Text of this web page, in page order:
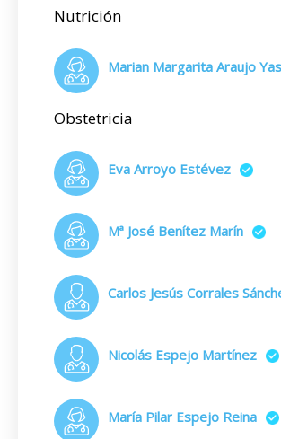
Nutrición
Marian Margarita Araujo
Obstetricia
Eva Arroyo Estévez
Mª José Benítez Marín
Carlos Jesús Corrales
Nicolás Espejo Martínez
María Pilar Espejo Reina